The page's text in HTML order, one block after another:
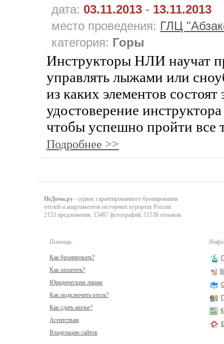
дата: 03.11.2013 - 13.11.2013
место проведения: ГЛЦ
категория: Горы
Инструкторы НЛИ научат
управлять лыжами или
из каких элементов
удостоверение
чтобы успешно пройти все
Подробнее >>
НеДома.ру - сервис гарантированного бронирования
отелей и апартаментов на горных курортах России
2153 предложения, 15487 фотографий, 11538 отзывов
Помощь:
Как бронировать?
Как оплатить?
Юридическим лицам
Как подключить отель?
Как сдать жилье?
Агентствам
Владельцам сайтов